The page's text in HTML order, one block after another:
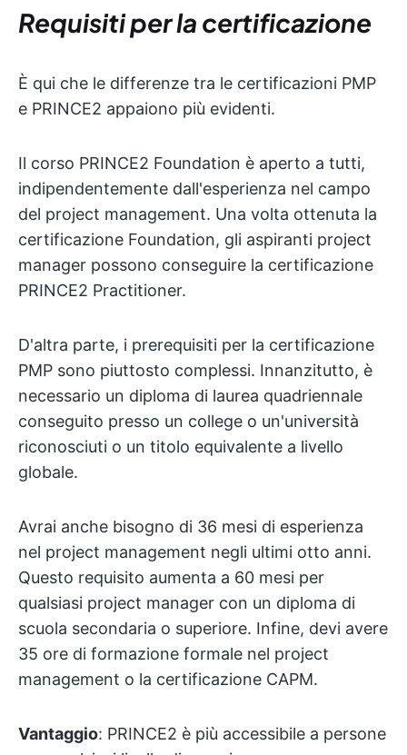
Requisiti per la certificazione
È qui che le differenze tra le certificazioni PMP
e PRINCE2 appaiono più evidenti.
Il corso PRINCE2 Foundation è aperto a tutti,
indipendentemente dall'esperienza nel campo
del project management. Una volta ottenuta la
certificazione Foundation, gli aspiranti project
manager possono conseguire la certificazione
PRINCE2 Practitioner.
D'altra parte, i prerequisiti per la certificazione
PMP sono piuttosto complessi. Innanzitutto, è
necessario un diploma di laurea quadriennale
conseguito presso un college o un'università
riconosciuti o un titolo equivalente a livello
globale.
Avrai anche bisogno di 36 mesi di esperienza
nel project management negli ultimi otto anni.
Questo requisito aumenta a 60 mesi per
qualsiasi project manager con un diploma di
scuola secondaria o superiore. Infine, devi avere
35 ore di formazione formale nel project
management o la certificazione CAPM.
Vantaggio: PRINCE2 è più accessibile a persone